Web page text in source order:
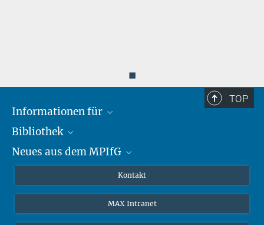
◼
TOP
Informationen für
Forschende
Gäste
Bibliothek
Profil
Remote Zugriff EZproxy
Neues aus dem MPIfG
Newsletter abonnieren
MPIfG auf LinkedIn
Kontakt
MAX Intranet